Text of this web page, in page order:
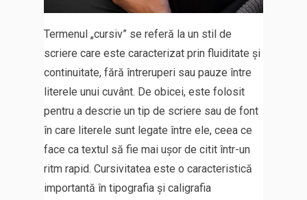
Termenul „cursiv” se referă la un stil de
scriere care este caracterizat prin fluiditate și
continuitate, fără întreruperi sau pauze între
literele unui cuvânt. De obicei, este folosit
pentru a descrie un tip de scriere sau de font
în care literele sunt legate între ele, ceea ce
face ca textul să fie mai ușor de citit într-un
ritm rapid. Cursivitatea este o caracteristică
importantă în tipografia și caligrafia